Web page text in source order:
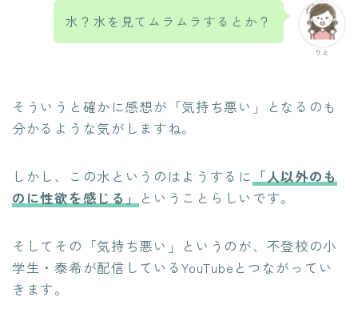
りと
水？水を見てムラムラするとか？
そういうと確かに感想が「気持ち悪い」となるのも
分かるような気がしますね。
しかし、この水というのはようするに 「人以外のも
のに性欲を感じる」
ということらしいです。
そしてその「気持ち悪い」というのが、不登校の小
学生・泰希が配信しているYouTubeとつながってい
きます。